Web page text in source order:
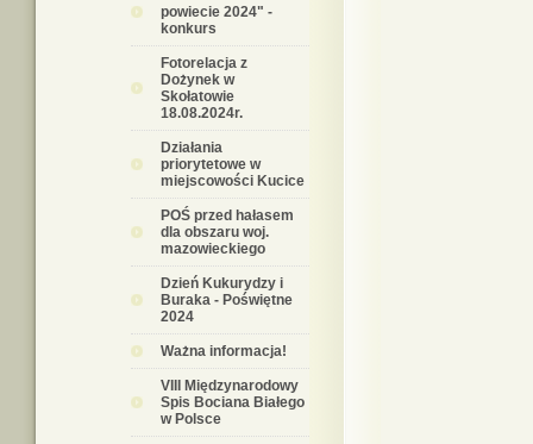
powiecie 2024" -
konkurs
Fotorelacja z
Dożynek w
Skołatowie
18.08.2024r.
Działania
priorytetowe w
miejscowości Kucice
POŚ przed hałasem
dla obszaru woj.
mazowieckiego
Dzień Kukurydzy i
Buraka - Poświętne
2024
Ważna informacja!
VIII Międzynarodowy
Spis Bociana Białego
w Polsce